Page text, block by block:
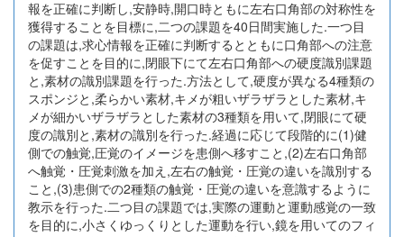
報を正確に判断し,安静時,開口時ともに左右口角部の対称性を
獲得することを目標に,二つの課題を40日間実施した.一つ目
の課題は,求心情報を正確に判断するとともに口角部への注意
を促すことを目的に,閉眼下にて左右口角部への硬度識別課題
と,素材の識別課題を行った.方法として,硬度が異なる4種類の
スポンジと,柔らかい素材,キメが粗いザラザラとした素材,キ
メが細かいザラザラとした素材の3種類を用いて,閉眼にて硬
度の識別と,素材の識別を行った.経過に応じて段階的に(1)健
側での触覚,圧覚のイメージを患側へ移すこと,(2)左右口角部
へ触覚・圧覚刺激を加え,左右の触覚・圧覚の違いを識別する
こと,(3)患側での2種類の触覚・圧覚の違いを意識するように
教示を行った.二つ目の課題では,実際の運動と運動感覚の一致
を目的に,小さくゆっくりとした運動を行い,鏡を用いてのフィ